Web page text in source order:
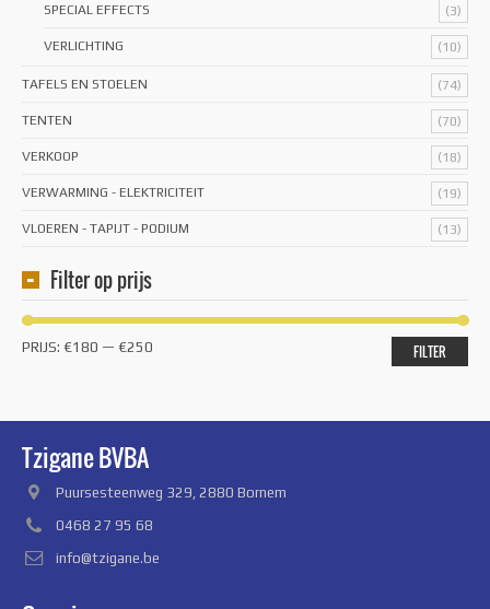
SPECIAL EFFECTS (3)
VERLICHTING (10)
TAFELS EN STOELEN (74)
TENTEN (70)
VERKOOP (18)
VERWARMING - ELEKTRICITEIT (19)
VLOEREN - TAPIJT - PODIUM (13)
Filter op prijs
Min.
Max.
FILTER
PRIJS: €180 — €250
Tzigane BVBA
Puursesteenweg 329, 2880 Bornem
0468 27 95 68
info@tzigane.be